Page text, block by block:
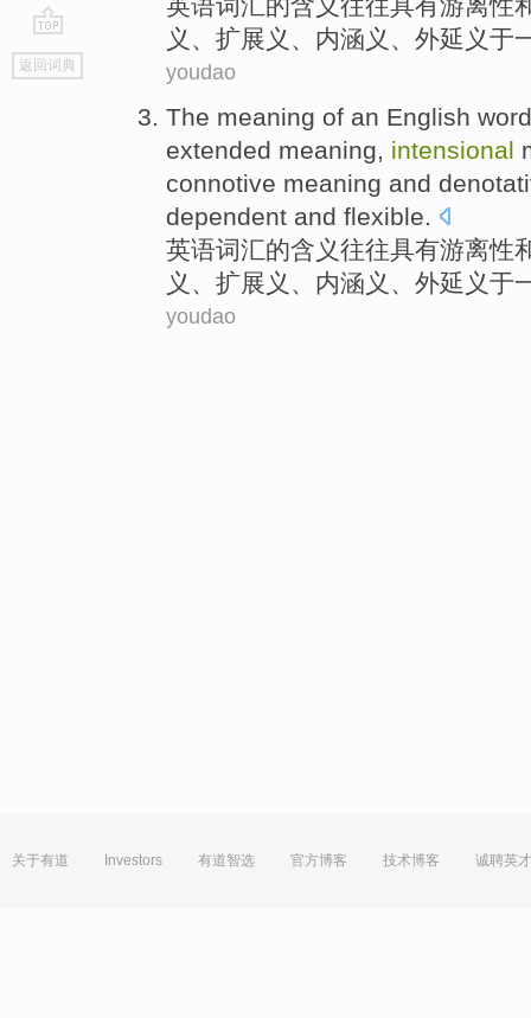
go
top
返回词典
义、 扩展 义 、内涵义 、 外延 义于
youdao
The meaning of an English word
extended meaning, intensional
connotive meaning and
dependent and flexible
英语词汇的含义往往具有游离性
义、 扩展 义 、内涵义 外延 义于
youdao
关于有道 Investors 有道智选 官方博客 技术博客 诚聘英才